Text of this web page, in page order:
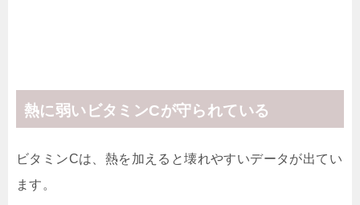
熱に弱いビタミンCが守られている
ビタミンCは、熱を加えると壊れやすいデータが出てい
ます。